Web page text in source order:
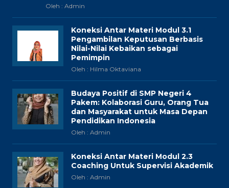
Oleh : Admin
Koneksi Antar Materi Modul 3.1
Pengambilan Keputusan Berbasis
Nilai-Nilai Kebaikan sebagai
Pemimpin
Oleh : Hilma Oktaviana
Budaya Positif di SMP Negeri 4
Pakem: Kolaborasi Guru, Orang Tua
dan Masyarakat untuk Masa Depan
Pendidikan Indonesia
Oleh : Admin
Koneksi Antar Materi Modul 2.3
Coaching Untuk Supervisi Akademik
Oleh : Admin